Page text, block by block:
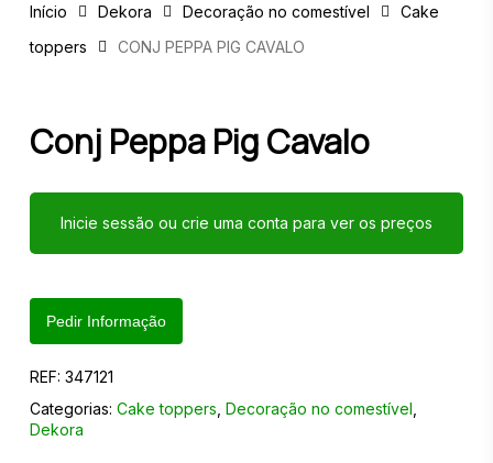
Início Dekora Decoração no comestível
Cake
toppers
CONJ PEPPA PIG CAVALO
Conj Peppa Pig Cavalo
Inicie sessão ou crie uma conta para ver os preços
Pedir Informação
REF: 347121
Categorias: Cake toppers Decoração no comestível
Dekora